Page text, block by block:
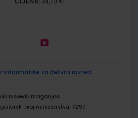
informatike za četvrti razred
Ivošević Draganjac
broj ministarstva: 7297